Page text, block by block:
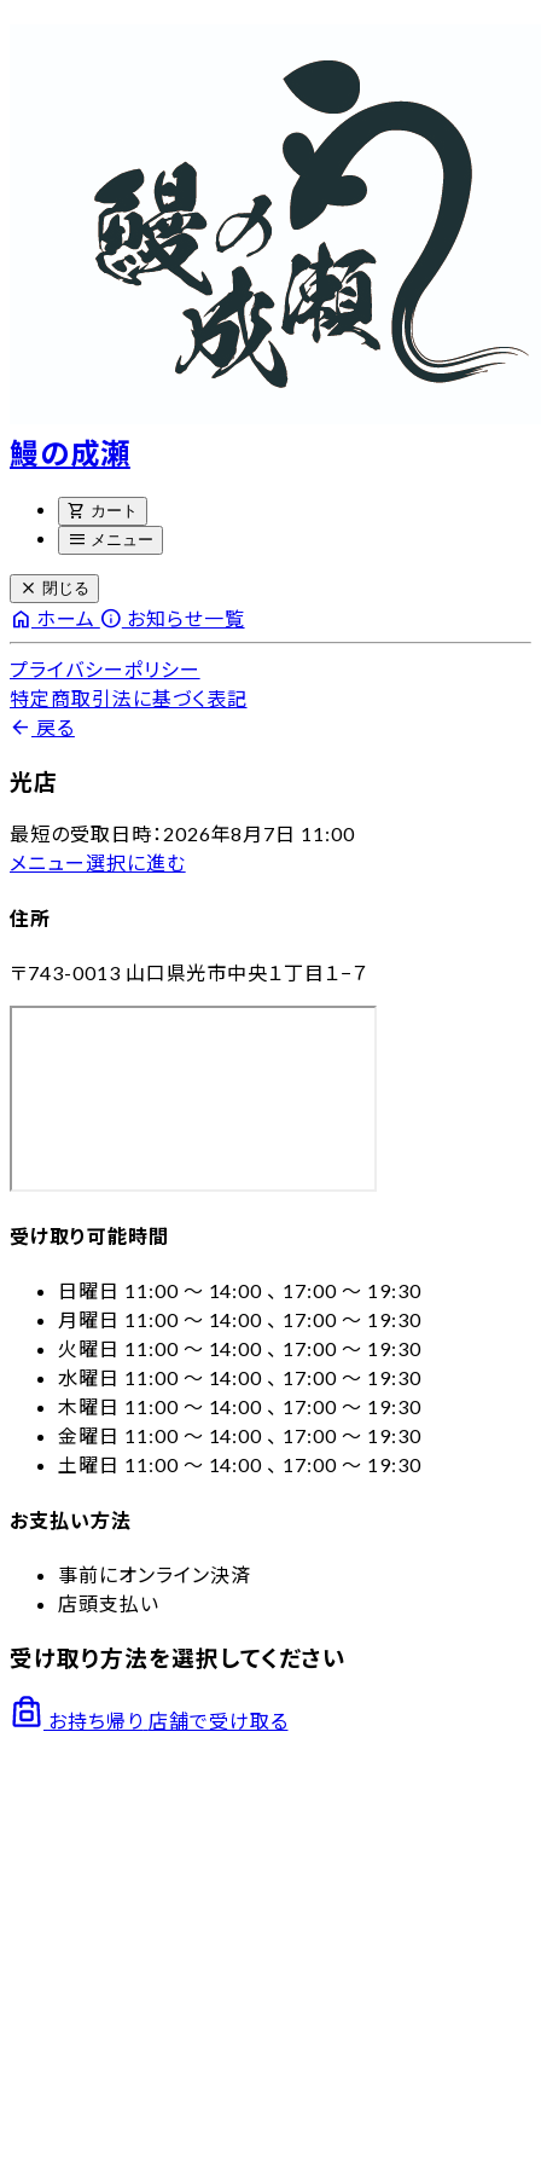
鰻の成瀬
shopping_cart カート
menu メニュー
close 閉じる
home ホーム info お知らせ一覧
プライバシーポリシー
特定商取引法に基づく表記
arrow_back 戻る
光店
最短の受取日時：2026年8月7日 11:00
メニュー選択に進む
住所
〒743-0013 山口県光市中央１丁目１−７
受け取り可能時間
日曜日 11:00 〜 14:00 、 17:00 〜 19:30
月曜日 11:00 〜 14:00 、 17:00 〜 19:30
火曜日 11:00 〜 14:00 、 17:00 〜 19:30
水曜日 11:00 〜 14:00 、 17:00 〜 19:30
木曜日 11:00 〜 14:00 、 17:00 〜 19:30
金曜日 11:00 〜 14:00 、 17:00 〜 19:30
土曜日 11:00 〜 14:00 、 17:00 〜 19:30
お支払い方法
事前にオンライン決済
店頭支払い
受け取り方法を選択してください
お持ち帰り 店舗で受け取る